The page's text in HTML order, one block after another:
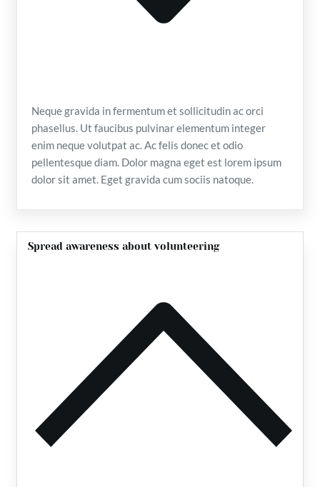
Neque gravida in fermentum et sollicitudin ac orci
phasellus. Ut faucibus pulvinar elementum integer
enim neque volutpat ac. Ac felis donec et odio
pellentesque diam. Dolor magna eget est lorem ipsum
dolor sit amet. Eget gravida cum sociis natoque.
Spread awareness about volunteering